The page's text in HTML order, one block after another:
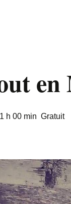
h 00 min Gratuit